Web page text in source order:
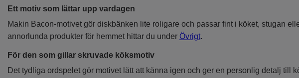
Ett motiv som lättar upp vardagen
Makin Bacon-motivet gör diskbänken lite roligare och passar fint i köket, stugan
annorlunda produkter för hemmet hittar du under Övrigt.
För den som gillar skruvade köksmotiv
Det tydliga ordspelet gör motivet lätt att känna igen och ger en personlig detalj till